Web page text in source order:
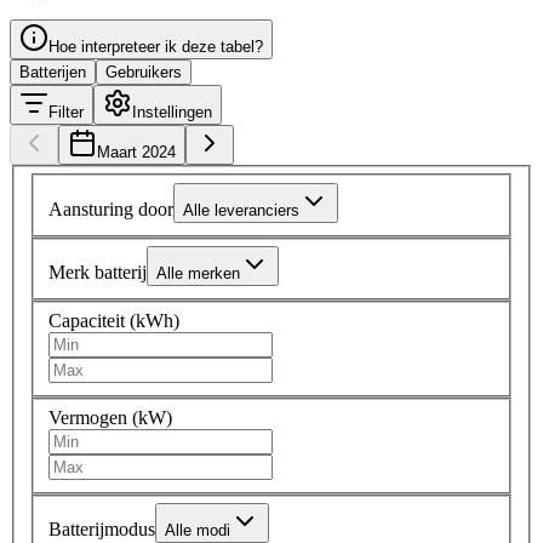
Hoe interpreteer ik deze tabel?
Batterijen
Gebruikers
Filter Instellingen
Maart 2024
Aansturing door Alle leveranciers
Merk batterij Alle merken
Capaciteit (kWh)
Vermogen (kW)
Batterijmodus Alle modi